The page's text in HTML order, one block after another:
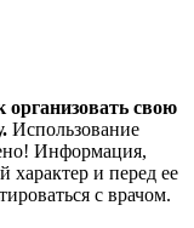
свою
Использование
Информация,
характер и перед ее
с врачом.